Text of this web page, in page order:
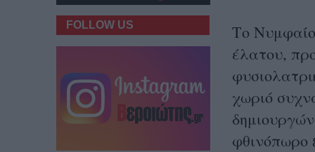
Το
έλατου,
χωριό
φθινόπωρο
FOLLOW US